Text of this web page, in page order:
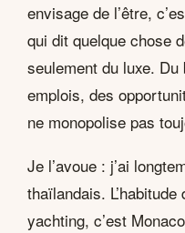
envisage de l’être,
qui dit quelque chose
seulement du luxe.
emplois, des
ne monopolise pas
Je l’avoue : j’ai
thaïlandais.
yachting, c’est